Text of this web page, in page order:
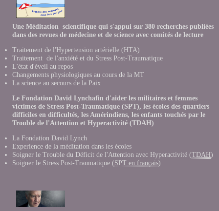
Une Méditation scientifique qui s'appui sur 380 recherches publièes
dans des revues de médecine et de science avec comités de lecture
Traitement de l'Hypertension artérielle (HTA)
Traitement de l'anxiété et du Stress Post-Traumatique
L'état d'éveil au repos
Changements physiologiques au cours de la MT
La science au secours de la Paix
Le Fondation David Lynchafin d'aider les militaires et femmes
victimes de Stress Post-Traumatique (SPT), les écoles des quartiers
difficiles en difficultés, les Amérindiens, les enfants touchés par le
Trouble de l'Attention et Hyperactivité (TDAH)
La Fondation David Lynch
Experience de la méditation dans les écoles
Soigner le Trouble du Déficit de l'Attention avec Hyperactivité (TDAH)
Soigner le Stress Post-Traumatique (SPT en français)